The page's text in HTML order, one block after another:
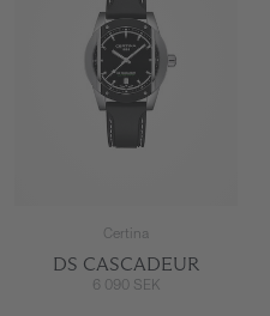
Certina
DS CASCADEUR
6 090 SEK